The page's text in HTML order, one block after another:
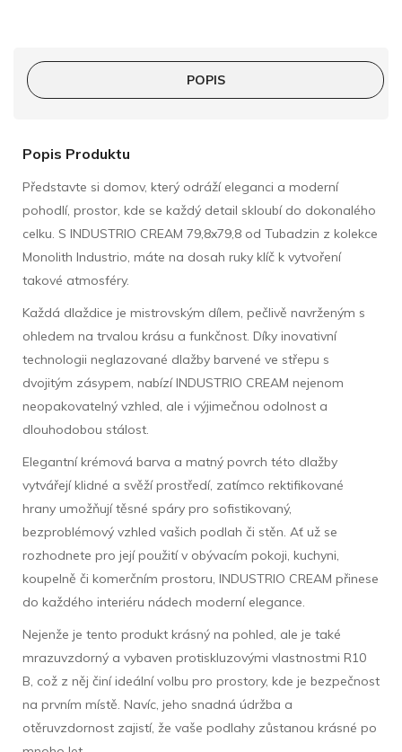
POPIS
Popis Produktu
Představte si domov, který odráží eleganci a moderní
pohodlí, prostor, kde se každý detail skloubí do dokonalého
celku. S INDUSTRIO CREAM 79,8x79,8 od Tubadzin z kolekce
Monolith Industrio, máte na dosah ruky klíč k vytvoření
takové atmosféry.
Každá dlaždice je mistrovským dílem, pečlivě navrženým s
ohledem na trvalou krásu a funkčnost. Díky inovativní
technologii neglazované dlažby barvené ve střepu s
dvojitým zásypem, nabízí INDUSTRIO CREAM nejenom
neopakovatelný vzhled, ale i výjimečnou odolnost a
dlouhodobou stálost.
Elegantní krémová barva a matný povrch této dlažby
vytvářejí klidné a svěží prostředí, zatímco rektifikované
hrany umožňují těsné spáry pro sofistikovaný,
bezproblémový vzhled vašich podlah či stěn. Ať už se
rozhodnete pro její použití v obývacím pokoji, kuchyni,
koupelně či komerčním prostoru, INDUSTRIO CREAM přinese
do každého interiéru nádech moderní elegance.
Nejenže je tento produkt krásný na pohled, ale je také
mrazuvzdorný a vybaven protiskluzovými vlastnostmi R10
B, což z něj činí ideální volbu pro prostory, kde je bezpečnost
na prvním místě. Navíc, jeho snadná údržba a
otěruvzdornost zajistí, že vaše podlahy zůstanou krásné po